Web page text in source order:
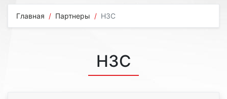
Главная Партнеры H3C
H3C